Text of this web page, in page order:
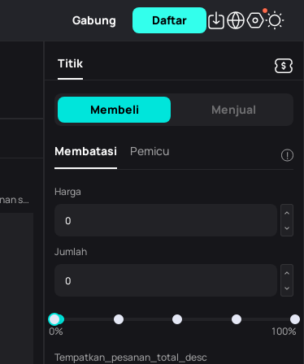
Gabung Daftar
Jumlah salinan saat ini ASTEROID
Titik
Membeli Menjual
Membatasi Pemicu !
Harga
Jumlah
0%
100%
Tempatkan_pesanan_total_desc